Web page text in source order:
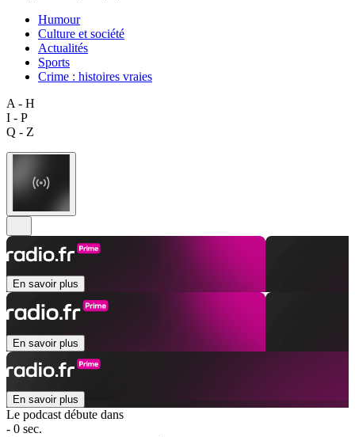
Humour
Culture et société
Actualités
Sports
Crime : histoires vraies
A - H
I - P
Q - Z
En savoir plus
En savoir plus
En savoir plus
Le podcast débute dans
- 0 sec.